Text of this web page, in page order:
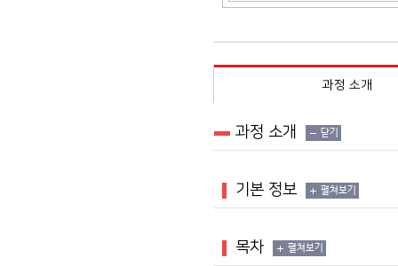
과정 소개
과정 소개 닫기
기본 정보 펼쳐보기
목차 펼쳐보기